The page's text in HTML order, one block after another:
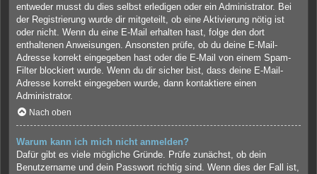
entweder musst du dies selbst erledigen oder ein Administrator. Bei
der Registrierung wurde dir mitgeteilt, ob eine Aktivierung nötig ist
oder nicht. Wenn du eine E-Mail erhalten hast, folge den dort
enthaltenen Anweisungen. Ansonsten prüfe, ob du deine E-Mail-
Adresse korrekt eingegeben hast oder die E-Mail von einem Spam-
Filter blockiert wurde. Wenn du dir sicher bist, dass deine E-Mail-
Adresse korrekt eingegeben wurde, dann kontaktiere einen
Administrator.
Nach oben
Warum kann ich mich nicht anmelden?
Dafür gibt es viele mögliche Gründe. Prüfe zunächst, ob dein
Benutzername und dein Passwort richtig sind. Wenn dies der Fall ist,